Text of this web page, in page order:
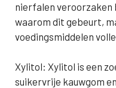
nierfalen veroorzaken
waarom dit gebeurt,
voedingsmiddelen
Xylitol: Xylitol is een
suikervrije kauwgom